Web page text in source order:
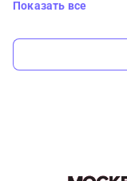
Показать все